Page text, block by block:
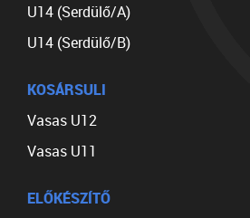
U14 (Serdülő/A)
U14 (Serdülő/B)
KOSÁRSULI
Vasas U12
Vasas U11
ELŐKÉSZÍTŐ